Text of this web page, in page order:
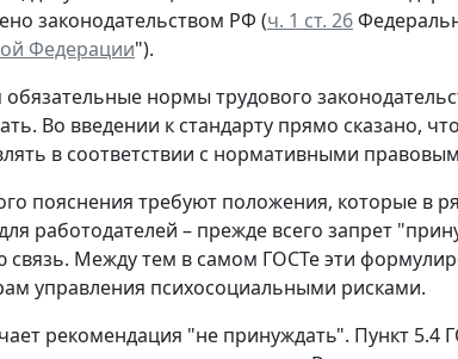
законодательством РФ (ч. 1 ст. 26
Федерации").
нормы трудового
Во введении к стандарту прямо сказано,
в соответствии с нормативными
пояснения требуют положения, которые в
работодателей – прежде всего запрет
связь. Между тем в самом ГОСТе эти
управления психосоциальными рисками.
рекомендация "не принуждать". Пункт 5.4